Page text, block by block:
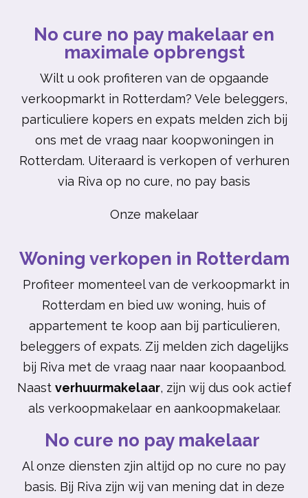
No cure no pay makelaar en
maximale opbrengst
Wilt u ook profiteren van de opgaande
verkoopmarkt in Rotterdam? Vele beleggers,
particuliere kopers en expats melden zich bij
ons met de vraag naar koopwoningen in
Rotterdam. Uiteraard is verkopen of verhuren
via Riva op no cure, no pay basis
Onze makelaar
Woning verkopen in Rotterdam
Profiteer momenteel van de verkoopmarkt in
Rotterdam en bied uw woning, huis of
appartement te koop aan bij particulieren,
beleggers of expats. Zij melden zich dagelijks
bij Riva met de vraag naar naar koopaanbod.
Naast verhuurmakelaar, zijn wij dus ook actief
als verkoopmakelaar en aankoopmakelaar.
No cure no pay makelaar
Al onze diensten zjin altijd op no cure no pay
basis. Bij Riva zijn wij van mening dat in deze